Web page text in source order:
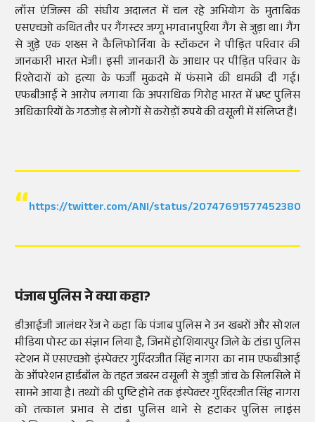
लॉस एंजिल्स की संघीय अदालत में चल रहे अभियोग के मुताबिक
एसएचओ कथित तौर पर गैंगस्टर जग्गू भगवानपुरिया गैंग से जुड़ा था। गैंग
से जुड़े एक शख्स ने कैलिफोर्निया के स्टॉकटन ने पीड़ित परिवार की
जानकारी भारत भेजी। इसी जानकारी के आधार पर पीड़ित परिवार के
रिश्तेदारों को हत्या के फर्जी मुकदमे में फंसाने की धमकी दी गई।
एफबीआई ने आरोप लगाया कि अपराधिक गिरोह भारत में भ्रष्ट पुलिस
अधिकारियों के गठजोड़ से लोगों से करोड़ों रुपये की वसूली में संलिप्त हैं।
https://twitter.com/ANI/status/2074769157745238018
पंजाब पुलिस ने क्या कहा?
डीआईजी जालंधर रेंज ने कहा कि पंजाब पुलिस ने उन खबरों और सोशल
मीडिया पोस्ट का संज्ञान लिया है, जिनमें होशियारपुर जिले के टांडा पुलिस
स्टेशन में एसएचओ इंस्पेक्टर गुरिंदरजीत सिंह नागरा का नाम एफबीआई
के ऑपरेशन हार्डबॉल के तहत जबरन वसूली से जुड़ी जांच के सिलसिले में
सामने आया है। तथ्यों की पुष्टि होने तक इंस्पेक्टर गुरिंदरजीत सिंह नागरा
को तत्काल प्रभाव से टांडा पुलिस थाने से हटाकर पुलिस लाइंस